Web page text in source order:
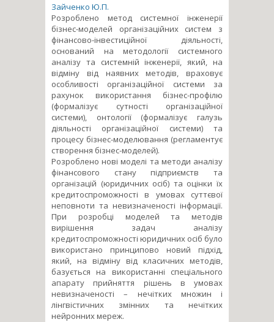
Зайченко Ю.П.
Розроблено метод системної інженерії
бізнес-моделей організаційних систем з
фінансово-інвестиційної діяльності,
оснований на методології системного
аналізу та системній інженерії, який, на
відміну від наявних методів, враховує
особливості організаційної системи за
рахунок використання бізнес-профілю
(формалізує сутності організаційної
системи), онтології (формалізує галузь
діяльності організаційної системи) та
процесу бізнес-моделювання (регламентує
створення бізнес-моделей).
Розроблено нові моделі та методи аналізу
фінансового стану підприємств та
організацій (юридичних осіб) та оцінки їх
кредитоспроможності в умовах суттєвої
неповноти та невизначеності інформації.
При розробці моделей та методів
вирішення задач аналізу
кредитоспроможності юридичних осіб було
використано принципово новий підхід,
який, на відміну від класичних методів,
базується на використанні спеціального
апарату прийняття рішень в умовах
невизначеності – нечітких множин і
лінгвістичних змінних та нечітких
нейронних мереж.